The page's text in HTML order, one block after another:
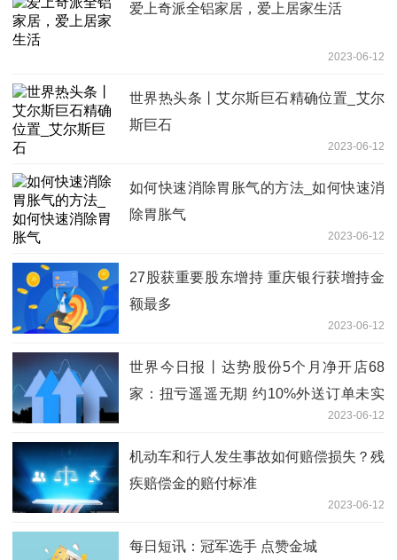
爱上奇派全铝家居，爱上居家生活
2023-06-12
世界热头条丨艾尔斯巨石精确位置_艾尔
斯巨石
2023-06-12
如何快速消除胃胀气的方法_如何快速消
除胃胀气
2023-06-12
27股获重要股东增持 重庆银行获增持金
额最多
2023-06-12
世界今日报丨达势股份5个月净开店68
家：扭亏遥遥无期 约10%外送订单未实
2023-06-12
机动车和行人发生事故如何赔偿损失？残
疾赔偿金的赔付标准
2023-06-12
每日短讯：冠军选手 点赞金城